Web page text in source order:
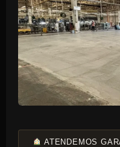
Reforma completa
Entrega P2E
ATENDEMOS